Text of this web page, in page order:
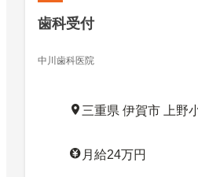
歯科受付
中川歯科医院
三重県 伊賀市 上野
月給24万円